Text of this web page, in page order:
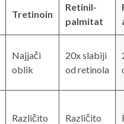
Tretinoin
Retinil-
palmitat
Najjači
oblik
20x slabiji
od retinola
Različito Različito